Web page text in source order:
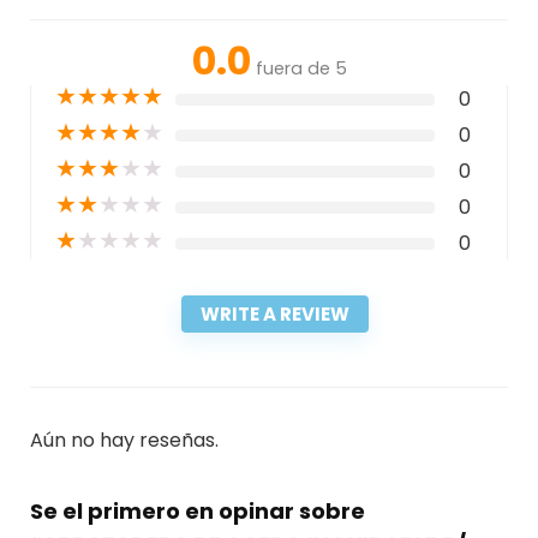
0.0 fuera de 5
★★★★★ 0
★★★★★ 0
★★★★★ 0
★★★★★ 0
★★★★★ 0
WRITE A REVIEW
Aún no hay reseñas.
Se el primero en opinar sobre